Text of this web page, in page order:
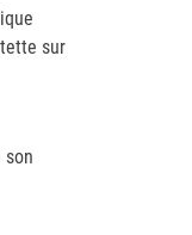
sur
son